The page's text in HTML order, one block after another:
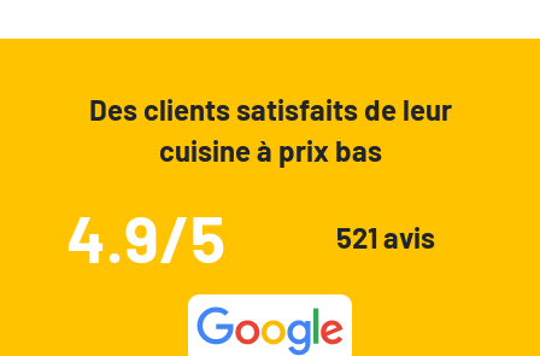
Des clients satisfaits de leur
cuisine à prix bas
4.9/5 521 avis